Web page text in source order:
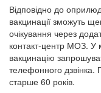
Відповідно до
вакцинації зможуть
очікування через
контакт-центр МОЗ. У
вакцинацію
телефонного
старше 60 років.